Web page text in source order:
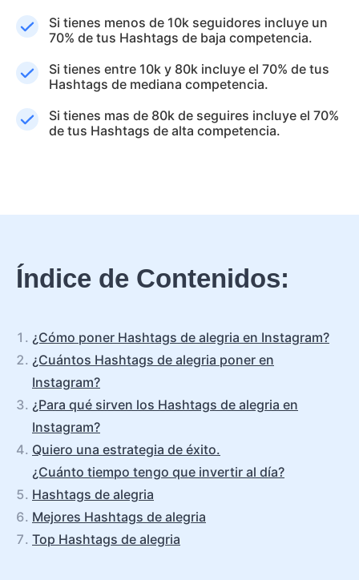
Si tienes menos de 10k seguidores incluye un
70% de tus Hashtags de baja competencia.
Si tienes entre 10k y 80k incluye el 70% de tus
Hashtags de mediana competencia.
Si tienes mas de 80k de seguires incluye el 70%
de tus Hashtags de alta competencia.
Índice de Contenidos:
¿Cómo poner Hashtags de alegria en Instagram?
¿Cuántos Hashtags de alegria poner en
Instagram?
¿Para qué sirven los Hashtags de alegria en
Instagram?
Quiero una estrategia de éxito.
¿Cuánto tiempo tengo que invertir al día?
Hashtags de alegria
Mejores Hashtags de alegria
Top Hashtags de alegria